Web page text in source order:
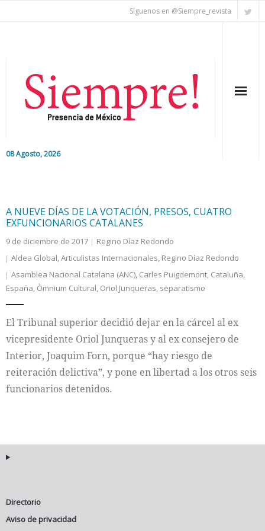
Síguenos en @Siempre_revista
08 Agosto, 2026
Editorial
Colaboradores
Internacional
Cultura
A NUEVE DÍAS DE LA VOTACIÓN, PRESOS, CUATRO
EXFUNCIONARIOS CATALANES
9 de diciembre de 2017
Regino Díaz Redondo
Aldea Global,Articulistas Internacionales, Regino Díaz Redondo
Asamblea Nacional Catalana (ANC), Carles Puigdemont, Cataluña,
España, Òmnium Cultural, Oriol Junqueras, separatismo
El Tribunal superior decidió dejar en la cárcel al ex
vicepresidente Oriol Junqueras y al ex consejero de
Interior, Joaquim Forn, porque “hay riesgo de
reiteración delictiva”, y pone en libertad a los otros seis
funcionarios detenidos.
Directorio
Aviso de privacidad